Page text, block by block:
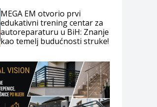
MEGA EM otvorio prvi
edukativni trening centar za
autoreparaturu u BiH: Znanje
kao temelj budućnosti struke!